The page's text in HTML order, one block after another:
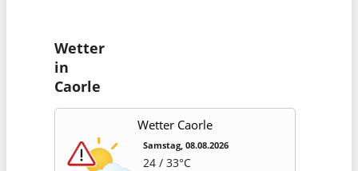
Wetter
in
Caorle
Wetter Caorle
Samstag, 08.08.2026
24 / 33°C